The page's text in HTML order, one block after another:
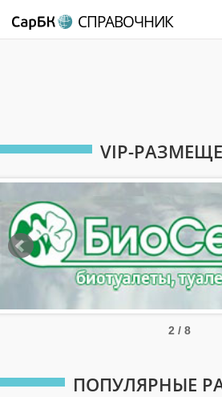
СПРАВОЧНИК
VIP-
2 / 8
ПОПУЛЯРНЫЕ